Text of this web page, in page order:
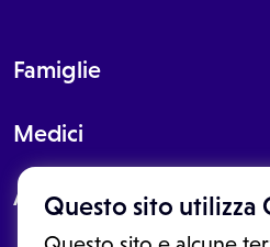
Questo sito utilizza
Famiglie
Medici
About